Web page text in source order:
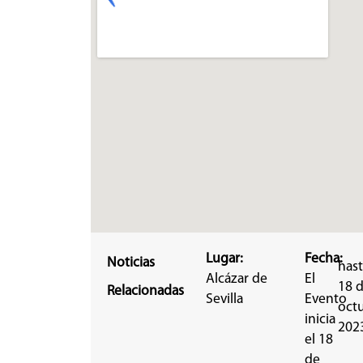
Noticias
Relacionadas
Lugar:
Alcázar de
Sevilla
Fecha:
El
Evento
inicia
el 18
18